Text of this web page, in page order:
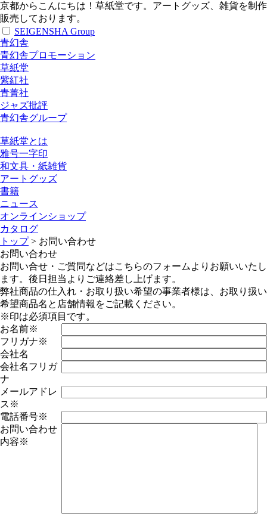
京都からこんにちは！草紙堂です。アートグッズ、雑貨を制作
販売しております。
SEIGENSHA Group
青幻舎
青幻舎プロモーション
草紙堂
紫紅社
青菁社
ジャズ批評
青幻舎グループ
草紙堂とは
雅号一字印
和文具・紙雑貨
アートグッズ
書籍
ニュース
オンラインショップ
カタログ
トップ> お問い合わせ
お問い合わせ
お問い合せ・ご質問などはこちらのフォームよりお願いいたし
ます。後日担当よりご連絡差し上げます。
弊社商品の仕入れ・お取り扱い希望の事業者様は、お取り扱い
希望商品名と店舗情報をご記載ください。
※印は必須項目です。
お名前※
フリガナ※
会社名
会社名フリガ
ナ
メールアドレ
ス ※
電話番号※
お問い合わせ
内容※